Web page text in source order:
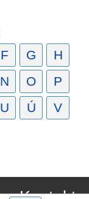
F G
H
N O
P
U Ú
V